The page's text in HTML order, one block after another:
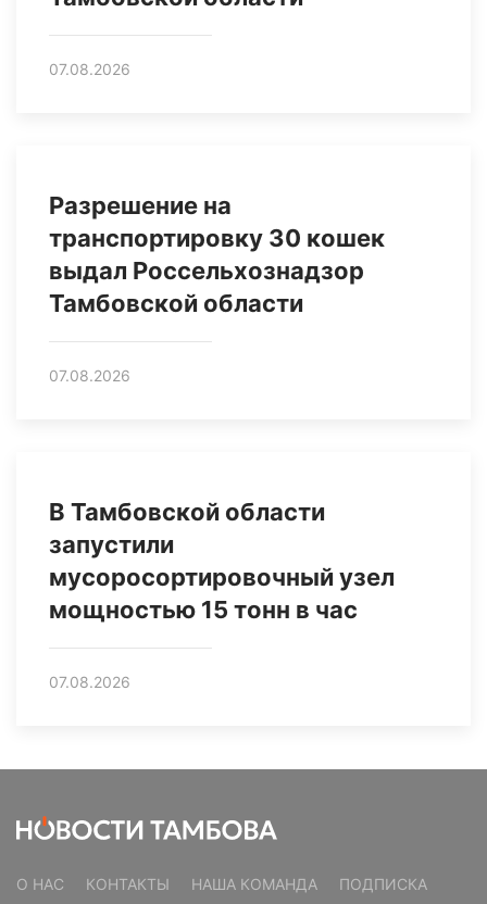
07.08.2026
Разрешение на
транспортировку 30 кошек
выдал Россельхознадзор
Тамбовской области
07.08.2026
В Тамбовской области
запустили
мусоросортировочный узел
мощностью 15 тонн в час
07.08.2026
О НАС КОНТАКТЫ НАША КОМАНДА ПОДПИСКА